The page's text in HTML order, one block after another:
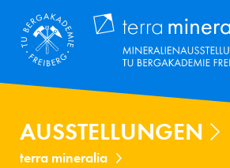
Inhalt
AUSSTELLUNGEN
terra mineralia